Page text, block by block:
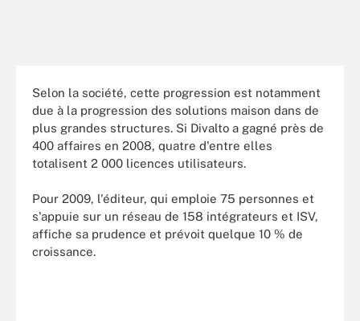
Selon la société, cette progression est notamment
due à la progression des solutions maison dans de
plus grandes structures. Si Divalto a gagné près de
400 affaires en 2008, quatre d'entre elles
totalisent 2 000 licences utilisateurs.
Pour 2009, l'éditeur, qui emploie 75 personnes et
s'appuie sur un réseau de 158 intégrateurs et ISV,
affiche sa prudence et prévoit quelque 10 % de
croissance.